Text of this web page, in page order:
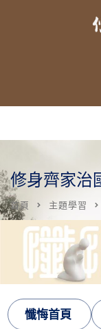
修身齊家治
首頁 主題學習
懺悔首頁